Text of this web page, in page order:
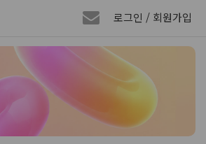
로그인 / 회원가입